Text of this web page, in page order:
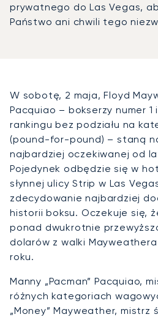
prywatnego do Las Vegas,
Państwo ani chwili tego
W sobotę, 2 maja, Floyd
Pacquiao – bokserzy numer 1
rankingu bez podziału na
(pound-for-pound) – staną
najbardziej oczekiwanej od
Pojedynek odbędzie się w
słynnej ulicy Strip w Las
zdecydowanie najbardziej
historii boksu. Oczekuje się,
ponad dwukrotnie
dolarów z walki Mayweathera
roku.
Manny „Pacman” Pacquiao,
różnych kategoriach
„Money” Mayweather, mistrz